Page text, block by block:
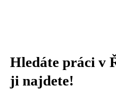
Hledáte práci v
ji najdete!